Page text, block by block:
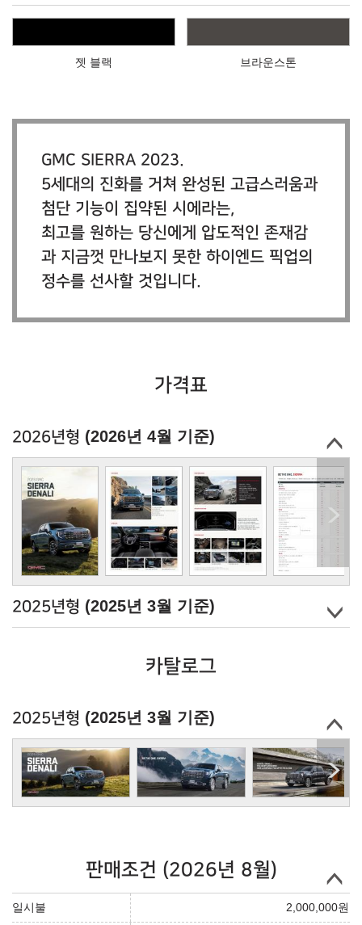
젯 블랙 브라운스톤
GMC SIERRA 2023.
5세대의 진화를 거쳐 완성된 고급스러움과
첨단 기능이 집약된 시에라는,
최고를 원하는 당신에게 압도적인 존재감
과 지금껏 만나보지 못한 하이엔드 픽업의
정수를 선사할 것입니다.
가격표
2026년형 (2026년 4월 기준)
2025년형 (2025년 3월 기준)
카탈로그
2025년형 (2025년 3월 기준)
판매조건 (2026년 8월)
일시불 2,000,000원